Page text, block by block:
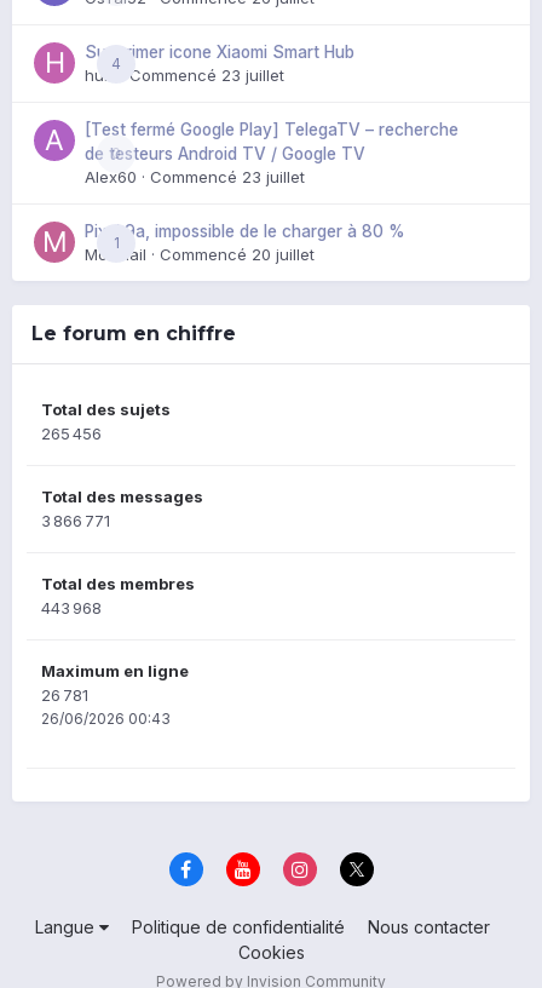
4
Supprimer icone Xiaomi Smart Hub
huik · Commencé 23 juillet
0
[Test fermé Google Play] TelegaTV – recherche
de testeurs Android TV / Google TV
Alex60 · Commencé 23 juillet
1
Pixel 9a, impossible de le charger à 80 %
Mozmail · Commencé 20 juillet
Le forum en chiffre
Total des sujets
265 456
Total des messages
3 866 771
Total des membres
443 968
Maximum en ligne
26 781
26/06/2026 00:43
Langue Politique de confidentialité
Nous contacter
Cookies
Powered by Invision Community